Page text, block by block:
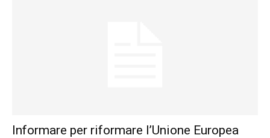
Informare per riformare l’Unione Europea